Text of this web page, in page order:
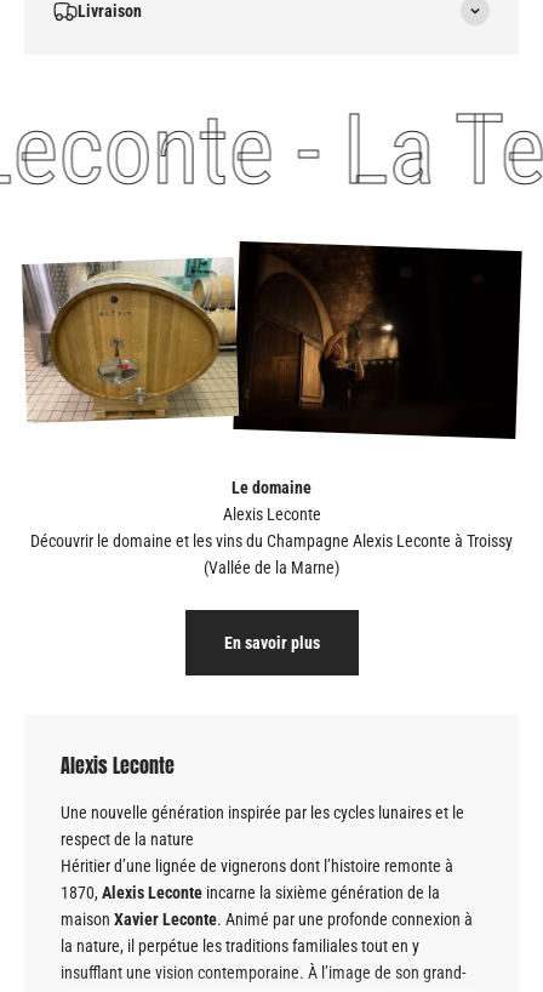
Livraison
- La
Le domaine
Découvrir le domaine et les vins du Champagne Alexis Leconte à Troissy
(Vallée de la Marne)
En savoir plus
Alexis Leconte
Une nouvelle génération inspirée par les cycles lunaires et le
respect de la nature
Héritier d’une lignée de vignerons dont l’histoire remonte à
1870,Alexis Leconte incarne la sixième génération de la
maison Xavier Leconte. Animé par une profonde connexion à
la nature, il perpétue les traditions familiales tout en y
insufflant une vision contemporaine. À l’image de son grand-